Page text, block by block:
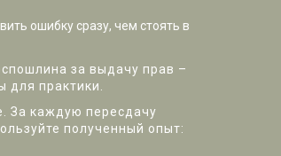
ошибку сразу, чем стоять в
за выдачу прав –
для практики.
За каждую пересдачу
полученный опыт: